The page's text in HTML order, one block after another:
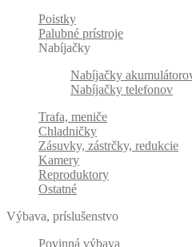
Poistky
Palubné prístroje
Nabíjačky
Nabíjačky
Nabíjačky telefonov
Trafa, meniče
Chladničky
Zásuvky, zástrčky, redukcie
Kamery
Reproduktory
Ostatné
Výbava, príslušenstvo
Povinná výbava